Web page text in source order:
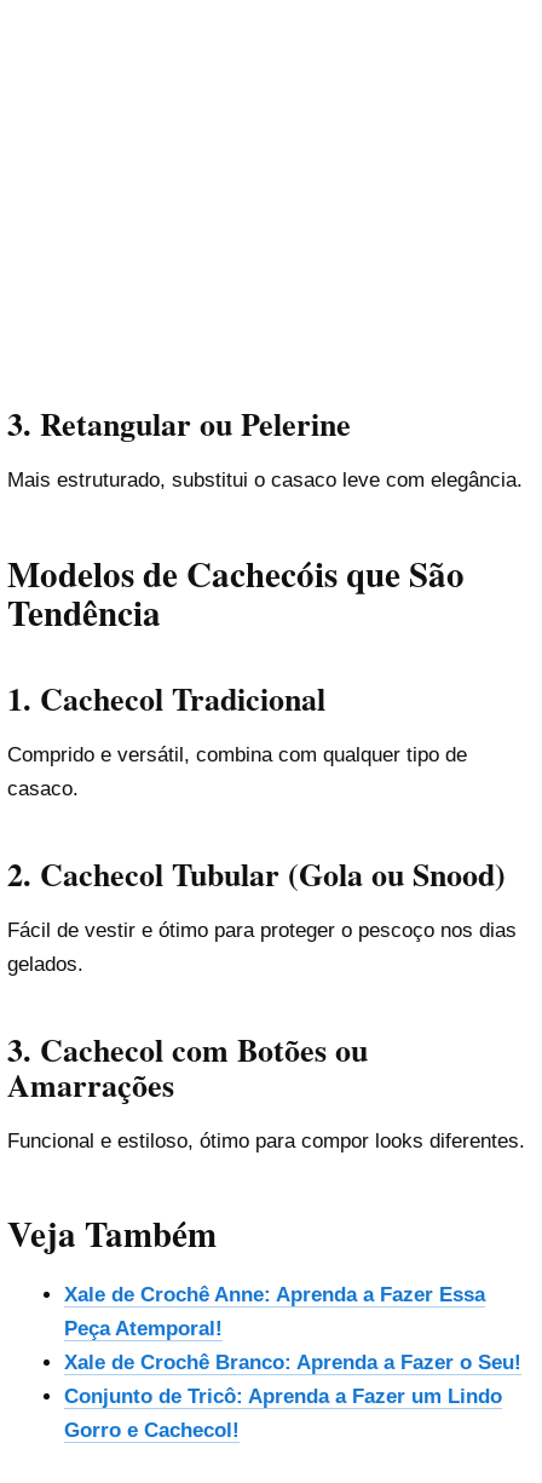
3. Retangular ou Pelerine
Mais estruturado, substitui o casaco leve com elegância.
Modelos de Cachecóis que São
Tendência
1. Cachecol Tradicional
Comprido e versátil, combina com qualquer tipo de
casaco.
2. Cachecol Tubular (Gola ou Snood)
Fácil de vestir e ótimo para proteger o pescoço nos dias
gelados.
3. Cachecol com Botões ou
Amarrações
Funcional e estiloso, ótimo para compor looks diferentes.
Veja Também
Xale de Crochê Anne: Aprenda a Fazer Essa
Peça Atemporal!
Xale de Crochê Branco: Aprenda a Fazer o Seu!
Conjunto de Tricô: Aprenda a Fazer um Lindo
Gorro e Cachecol!